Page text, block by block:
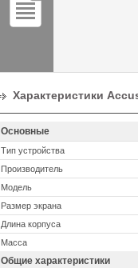
Характеристики
Основные
Тип устройства
Производитель
Модель
Размер экрана
Длина корпуса
Масса
Общие характеристики